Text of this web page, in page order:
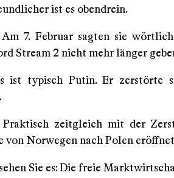
ist es obendrein.
Am 7. Februar sagten sie
Stream 2 nicht mehr länger
ist typisch Putin. Er zerstörte
Praktisch zeitgleich mit der
von Norwegen nach Polen
Sie es: Die freie